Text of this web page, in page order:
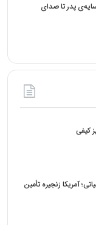
پدر تا صدای
کیفی
آمریکا زنجیره تأمین